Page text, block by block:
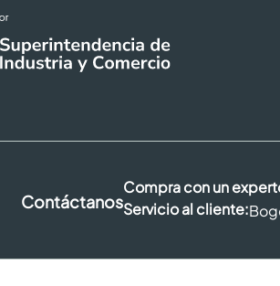
Contáctanos
Compra con un
Servicio al cliente: